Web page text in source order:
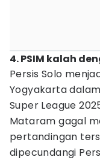
4. PSIM kalah
Persis Solo
Yogyakarta
Super League
Mataram gagal
pertandingan
dipecundangi